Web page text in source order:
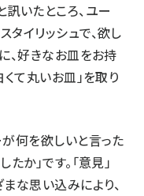
いたところ、ユー
イリッシュで、欲し
、好きなお⽫をお持
くて丸いお⽫」を取り
が何を欲しいと言った
か」です。「意見」
な思い込みにより、